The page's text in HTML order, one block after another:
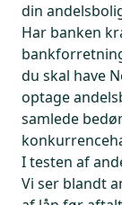
din
Har banken
du skal have
optage
samlede
I testen af
Vi ser blandt